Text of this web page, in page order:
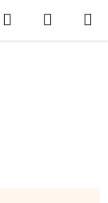
Hľadať
KOŠÍK